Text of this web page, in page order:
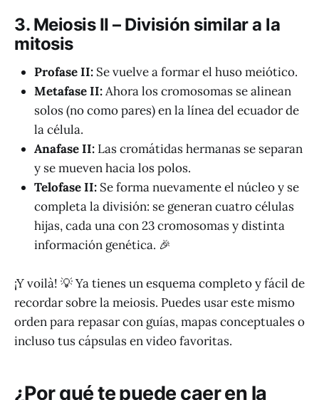
3. Meiosis II – División similar a la
mitosis
Profase II: Se vuelve a formar el huso meiótico.
Metafase II:Ahora los cromosomas se alinean
solos (no como pares) en la línea del ecuador de
la célula.
Anafase II: Las cromátidas hermanas se separan
y se mueven hacia los polos.
Telofase II: Se forma nuevamente el núcleo y se
completa la división: se generan cuatro células
hijas, cada una con 23 cromosomas y distinta
información genética. 🎉
¡Y voilà! 💡 Ya tienes un esquema completo y fácil de
recordar sobre la meiosis. Puedes usar este mismo
orden para repasar con guías, mapas conceptuales o
incluso tus cápsulas en video favoritas.
¿Por qué te puede caer en la